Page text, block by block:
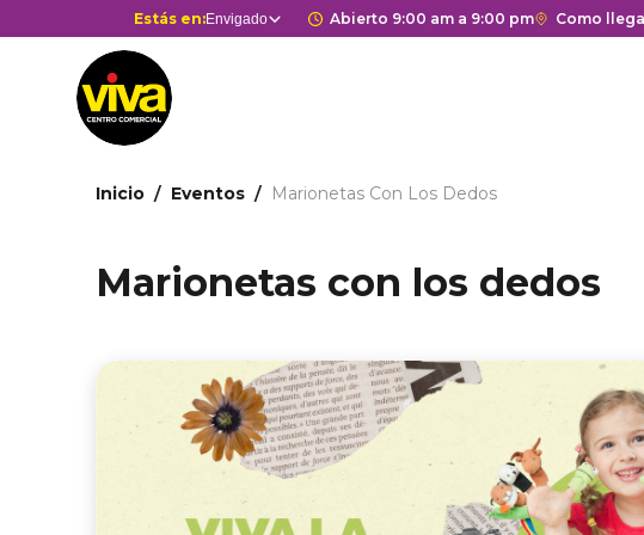
al
contenido
principal
Selector
de
centros
comerciales
Estás en:Estás en
Envigado Horario de apertura y
Abierto 9:00 am a 9:00 pmEnlace
Como
Ruta
de
Inicio Eventos Marionetas Con Los Dedos
Marionetas con los dedos